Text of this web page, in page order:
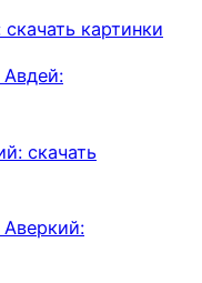
картинки
скачать